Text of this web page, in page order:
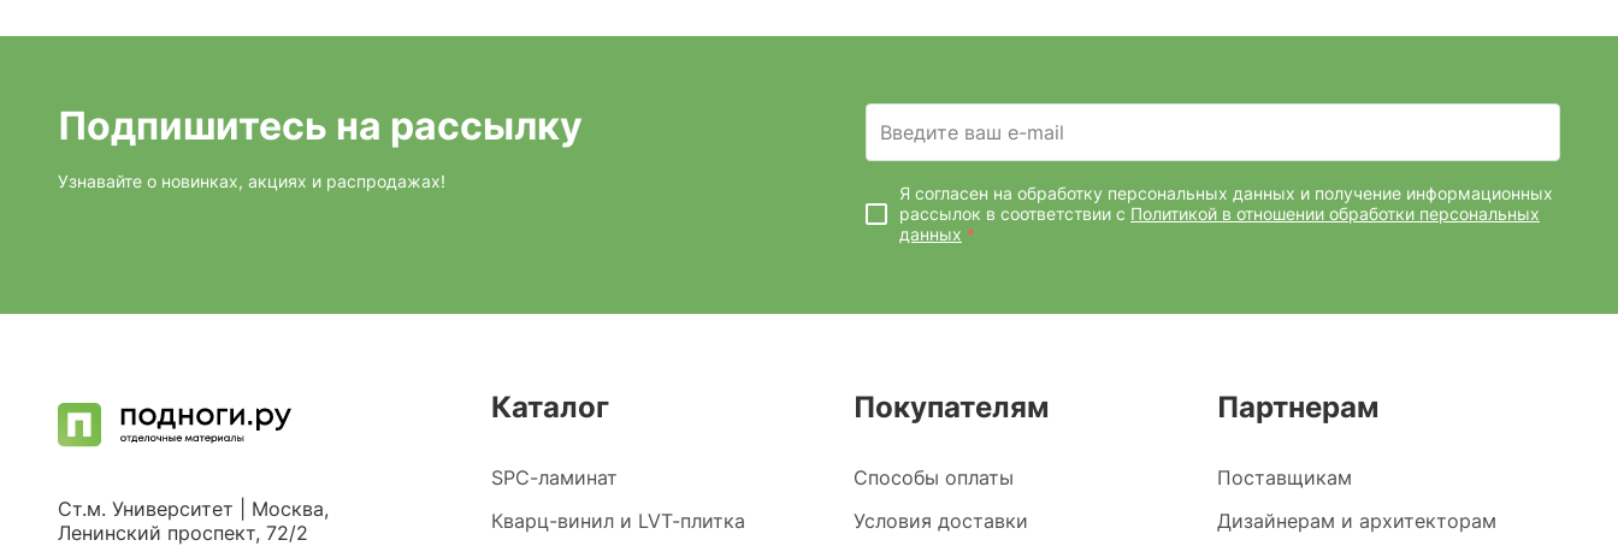
Подпишитесь на рассылку
Узнавайте о новинках, акциях и распродажах!
Введите ваш e-mail
Я согласен на обработку персональных данных и получение информационных
рассылок в соответствии с Политикой в отношении обработки персональных
данных *
Каталог
SPC-ламинат
Кварц-винил и LVT-плитка
Покупателям
Способы оплаты
Условия доставки
Партнерам
Поставщикам
Дизайнерам и архитекторам
Ст.м. Университет | Москва,
Ленинский проспект, 72/2